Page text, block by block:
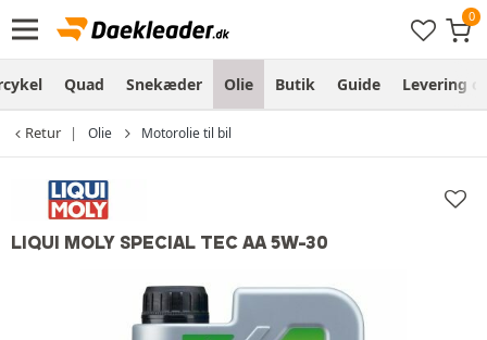
Quad Snekæder Olie Butik Guide Levering
Retur Olie Motorolie til bil
LIQUI MOLY SPECIAL TEC AA 5W-30